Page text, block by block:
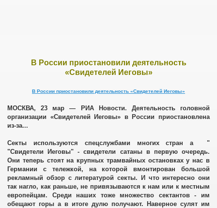
В России приостановили деятельность
«Свидетелей Иеговы»
В России приостановили деятельность «Свидетелей Иеговы»
МОСКВА, 23 мар — РИА Новости. Деятельность головной
организации «Свидетелей Иеговы» в России приостановлена
из-за...
Секты используются спецслужбами многих стран а "
"Свидетели Иеговы" - свидетели сатаны в первую очередь.
Они теперь стоят на крупных трамвайных остановках у нас в
Германии с тележкой, на которой вмонтирован большой
рекламный обзор с литературой секты. И что интересно они
так нагло, как раньше, не привязываются к нам или к местным
европейцам. Среди наших тоже множество сектантов - им
обещают горы а в итоге дулю получают. Наверное сулят им
агентов